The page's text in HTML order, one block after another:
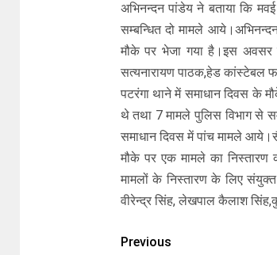
अभिनन्दन पांडेय ने बताया कि
सम्बन्धित दो मामले
मौके पर भेजा गया है।इस अवसर
सत्यनारायण पाठक,हेड कांस्टेबल
पटरंगा थाने में समाधान दिवस के
थे तथा 7 मामले पुलिस विभाग से
समाधान दिवस में पांच मामले
मौके पर एक मामले का निस्तारण
मामलों के निस्तारण के लिए संयुक्त
वीरेन्द्र सिंह, लेखपाल कैलाश
Previous